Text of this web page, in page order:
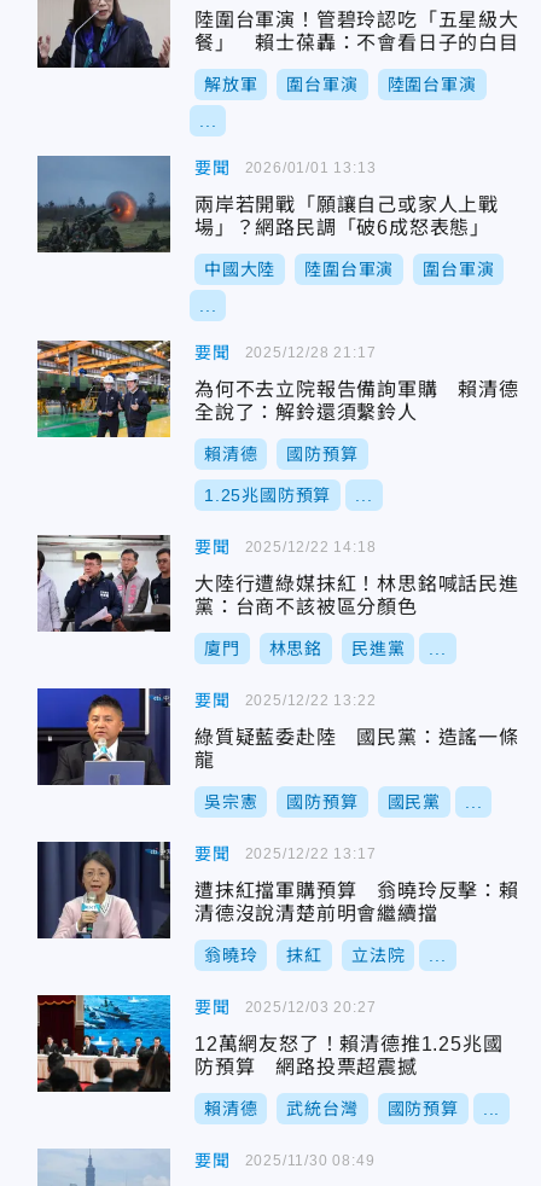
陸圍台軍演！管碧玲認吃「五星級大
餐」 賴士葆轟：不會看日子的白目
解放軍 圍台軍演 陸圍台軍演
要聞
兩岸若開戰「願讓自己或家人上戰
場」？網路民調「破6成怒表態」
中國大陸 陸圍台軍演 圍台軍演
2026/01/01 13:13
要聞
為何不去立院報告備詢軍購 賴清德
全說了：解鈴還須繫鈴人
賴清德 國防預算
1.25兆國防預算
2025/12/28 21:17
要聞
大陸行遭綠媒抹紅！林思銘喊話民進
黨：台商不該被區分顏色
廈門 林思銘 民進黨
2025/12/22 14:18
要聞
綠質疑藍委赴陸 國民黨：造謠一條
龍
吳宗憲 國防預算 國民黨
2025/12/22 13:22
要聞
遭抹紅擋軍購預算 翁曉玲反擊：賴
清德沒說清楚前明會繼續擋
翁曉玲 抹紅 立法院
2025/12/22 13:17
要聞
12萬網友怒了！賴清德推1.25兆國
防預算 網路投票超震撼
賴清德 武統台灣 國防預算
2025/12/03 20:27
要聞 2025/11/30 08:49